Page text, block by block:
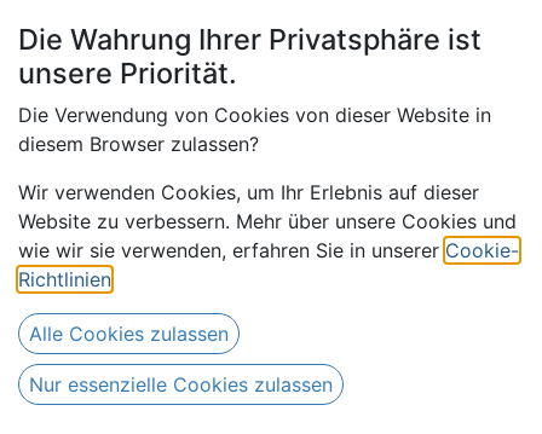
Bazin uni Color 315-rot
17,00€ Alle Preise inkl. MwSt.
( 17,00€Meter)
Die Wahrung Ihrer Privatsphäre ist
unsere Priorität.
Die Verwendung von Cookies von dieser Website in
diesem Browser zulassen?
Wir verwenden Cookies, um Ihr Erlebnis auf dieser
Website zu verbessern. Mehr über unsere Cookies und
wie wir sie verwenden, erfahren Sie in unserer Cookie-
Richtlinien
Alle Cookies zulassen
Nur essenzielle Cookies zulassen